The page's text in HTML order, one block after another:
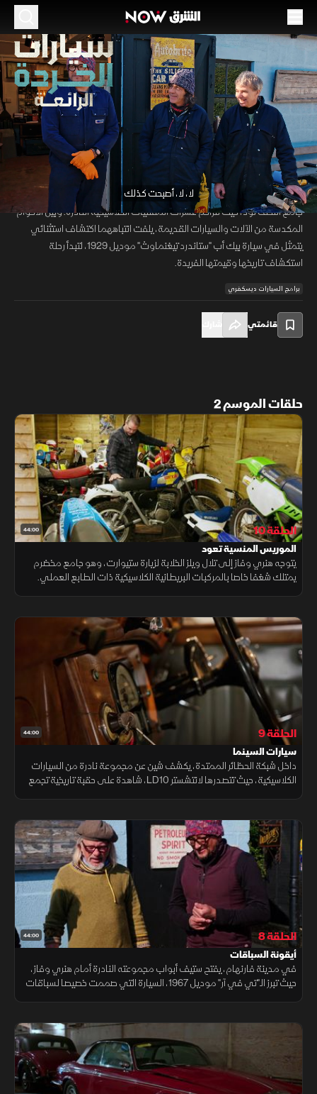
‫لا، لا، أصبحت كذلك‬ 00:10 /44:01
الحلقة 7
كنز كلاسيكي
44:00 منوعات
سيارات الخردة الرائعة
يتوجه هنري وفاز إلى غلوسترشاير بحثا عن الكنوز المنسية داخل مخزن يملكه
جامع التحف تود، حيث تتراكم عشرات المقتنيات الكلاسيكية النادرة. وبين الأكوام
المكدسة من الآلات والسيارات القديمة، يلفت انتباههما اكتشاف استثنائي
يتمثل في سيارة بيك أب "ستاندرد تيغنماوث" موديل 1929، لتبدأ رحلة
استكشاف تاريخها وقيمتها الفريدة.
برامج السيارات ديسكفري
قائمتي
حلقات الموسم 2
44:00 الحلقة 10
الموريس المنسية تعود
يتوجه هنري وفاز إلى تلال ويلز الخلابة لزيارة ستيوارت، وهو جامع مخضرم
يمتلك شغفا خاصا بالمركبات البريطانية الكلاسيكية ذات الطابع العملي.
44:00 الحلقة 9
سيارات السينما
داخل شبكة الحظائر الممتدة، يكشف شين عن مجموعة نادرة من السيارات
الكلاسيكية، حيث تتصدرها لانتشستر LD10، شاهدة على حقبة تاريخية تجمع
44:00 الحلقة 8
أيقونة السباقات
في مدينة فارنهام، يفتح ستيف أبواب مجموعته النادرة أمام هنري وفاز،
حيث تبرز الـ"تي في آر" موديل 1967، السيارة التي صممت خصيصا لسباقات